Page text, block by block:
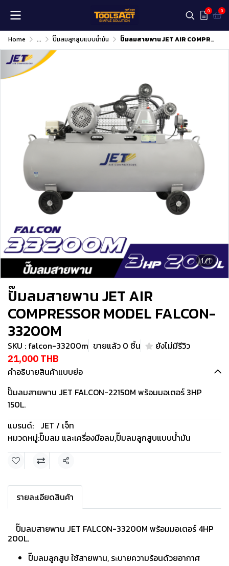
0 0
Home ... ปั๊มลมลูกสูบแบบน้ำมัน ปั๊มลมสายพาน JET AIR COMPRESSOR MODEL FALCON-33200M
1/1
ปั๊มลมสายพาน JET AIR
COMPRESSOR MODEL FALCON-
33200M
SKU : falcon-33200m ขายแล้ว 0 ชิ้น ยังไม่มีรีวิว
21,000 THB
คำอธิบายสินค้าแบบย่อ
ปั๊มลมสายพาน JET FALCON-22150M พร้อมมอเตอร์ 3HP
150L.
แบรนด์: JET / เจ็ท
หมวดหมู่:ปั๊มลม และเครื่องมือลม,ปั๊มลมลูกสูบแบบน้ำมัน
แชร์
รายละเอียดสินค้า
ปั๊มลมสายพาน JET FALCON-33200M พร้อมมอเตอร์ 4HP
200L.
ปั๊มลมลูกสูบ ใช้สายพาน, ระบายความร้อนด้วยอากาศ